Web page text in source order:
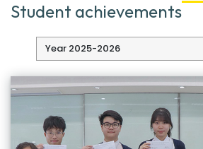
Student achievements